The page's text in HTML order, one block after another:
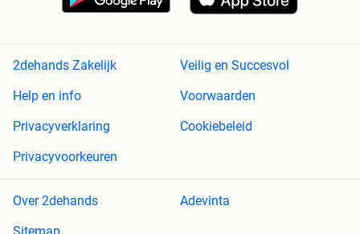
2dehands Zakelijk
Veilig en Succesvol
Help en info
Voorwaarden
Privacyverklaring
Cookiebeleid
Privacyvoorkeuren
Over 2dehands
Adevinta